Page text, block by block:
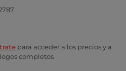
para acceder a los precios y a
completos